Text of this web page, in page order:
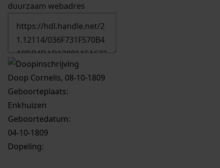
duurzaam webadres
Doop Cornelis, 08-10-1809
Geboorteplaats:
Enkhuizen
Geboortedatum:
04-10-1809
Dopeling: